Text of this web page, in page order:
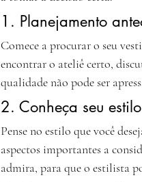
1. Planejamento
Comece a procurar o seu
encontrar o ateliê certo,
qualidade não pode ser
2. Conheça seu estilo
Pense no estilo que você
aspectos importantes a
admira, para que o estilista